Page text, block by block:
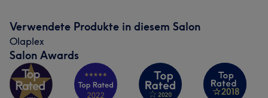
Verwendete Produkte in diesem Salon
Olaplex
Salon Awards